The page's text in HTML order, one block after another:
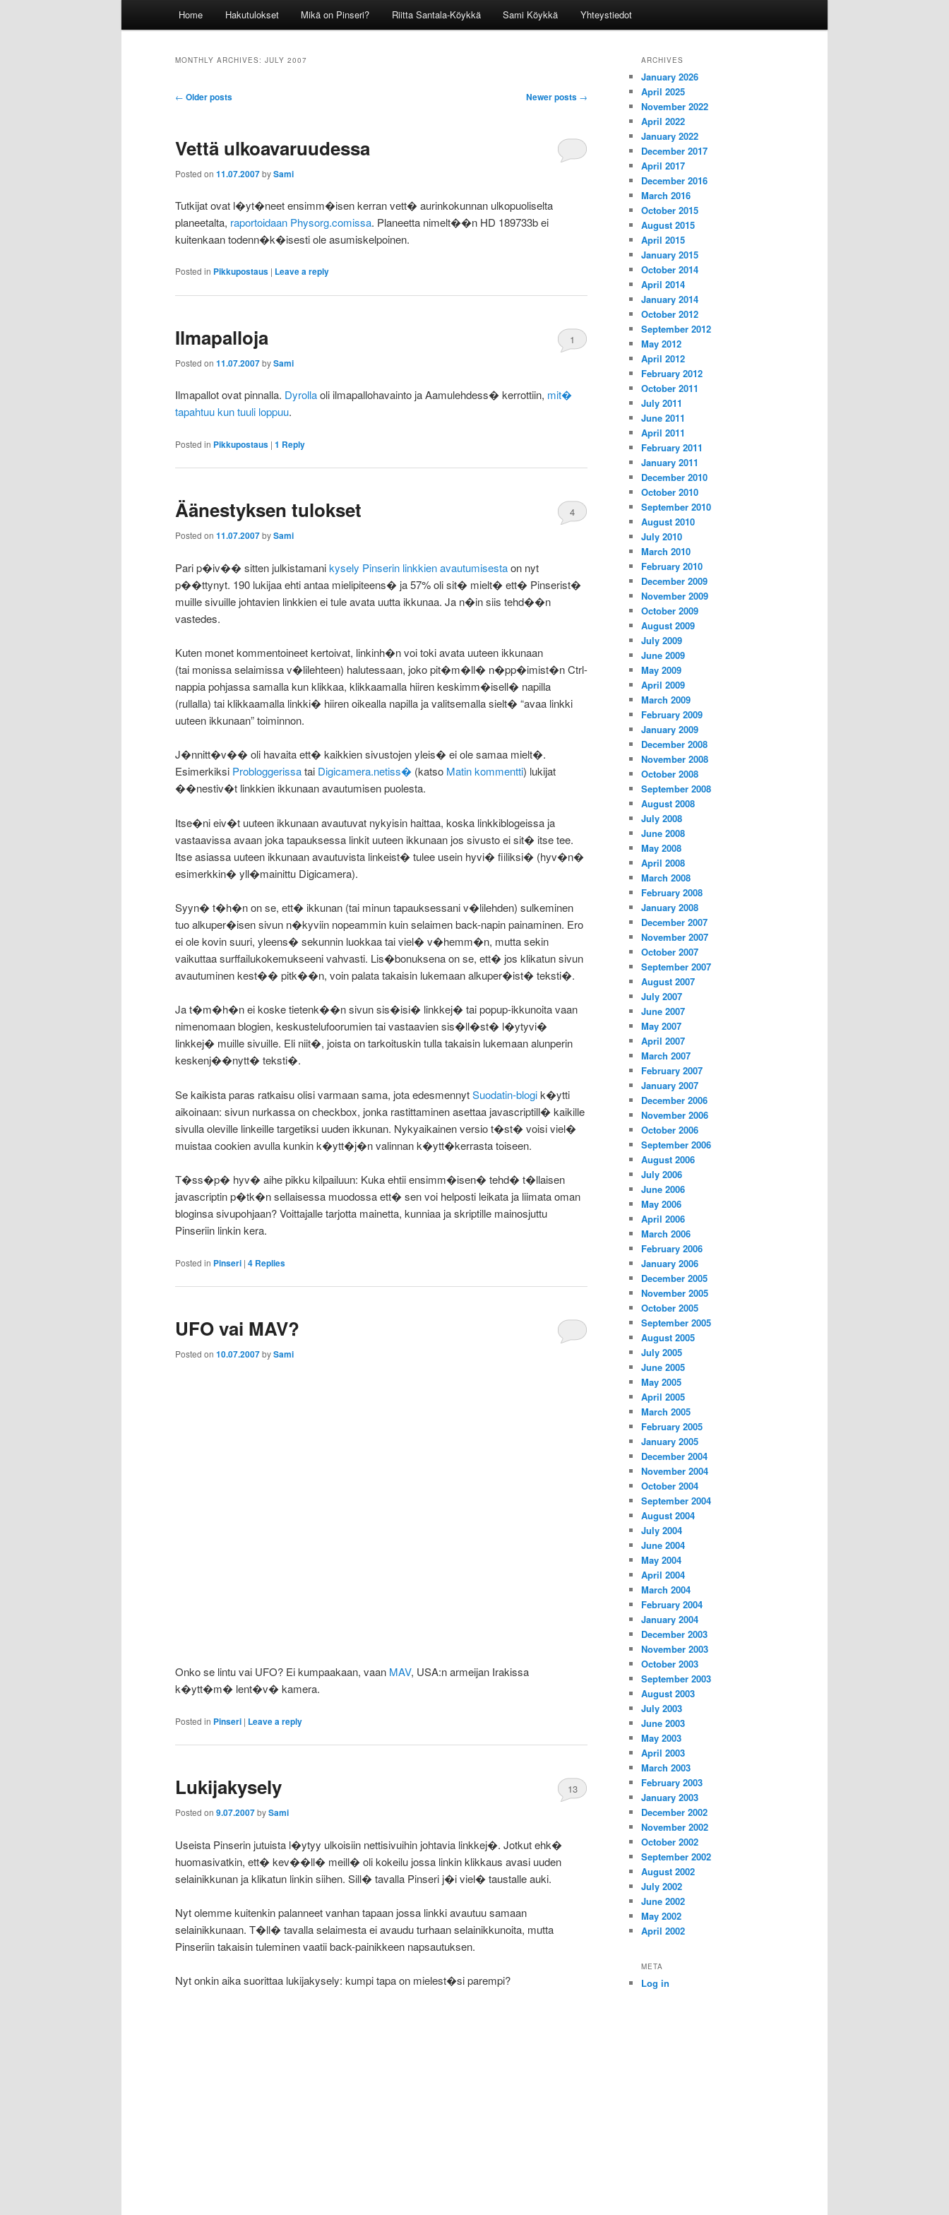
Home Hakutulokset Mikä on Pinseri? Riitta Santala-Köykkä Sami Köykkä Yhteystiedot
MONTHLY ARCHIVES: JULY 2007
Post
← Older posts Newer posts →
Vettä ulkoavaruudessa
Posted on 11.07.2007bySami
Tutkijat ovat l�yt�neet ensimm�isen kerran vett� aurinkokunnan ulkopuoliselta
planeetalta, raportoidaan Physorg.comissa. Planeetta nimelt��n HD 189733b ei
kuitenkaan todenn�k�isesti ole asumiskelpoinen.
Posted in Pikkupostaus | Leave a reply
Ilmapalloja
Posted on 11.07.2007bySami
1
Ilmapallot ovat pinnalla. Dyrollaoli ilmapallohavainto ja Aamulehdess� kerrottiin, mit�
tapahtuu kun tuuli loppuu.
Posted in Pikkupostaus | 1 Reply
Äänestyksen tulokset
Posted on 11.07.2007bySami
4
Pari p�iv�� sitten julkistamanikysely Pinserin linkkien avautumisestaon nyt
p��ttynyt. 190 lukijaa ehti antaa mielipiteens� ja 57% oli sit� mielt� ett� Pinserist�
muille sivuille johtavien linkkien ei tule avata uutta ikkunaa. Ja n�in siis tehd��n
vastedes.
Kuten monet kommentoineet kertoivat, linkinh�n voi toki avata uuteen ikkunaan
(tai monissa selaimissa v�lilehteen) halutessaan, joko pit�m�ll� n�pp�imist�n Ctrl-
nappia pohjassa samalla kun klikkaa, klikkaamalla hiiren keskimm�isell� napilla
(rullalla) tai klikkaamalla linkki� hiiren oikealla napilla ja valitsemalla sielt� “avaa linkki
uuteen ikkunaan” toiminnon.
J�nnitt�v�� oli havaita ett� kaikkien sivustojen yleis� ei ole samaa mielt�.
Esimerkiksi Probloggerissatai Digicamera.netiss� (katso Matin kommentti) lukijat
��nestiv�t linkkien ikkunaan avautumisen puolesta.
Itse�ni eiv�t uuteen ikkunaan avautuvat nykyisin haittaa, koska linkkiblogeissa ja
vastaavissa avaan joka tapauksessa linkit uuteen ikkunaan jos sivusto ei sit� itse tee.
Itse asiassa uuteen ikkunaan avautuvista linkeist� tulee usein hyvi� fiiliksi� (hyv�n�
esimerkkin� yll�mainittu Digicamera).
Syyn� t�h�n on se, ett� ikkunan (tai minun tapauksessani v�lilehden) sulkeminen
tuo alkuper�isen sivun n�kyviin nopeammin kuin selaimen back-napin painaminen. Ero
ei ole kovin suuri, yleens� sekunnin luokkaa tai viel� v�hemm�n, mutta sekin
vaikuttaa surffailukokemukseeni vahvasti. Lis�bonuksena on se, ett� jos klikatun sivun
avautuminen kest�� pitk��n, voin palata takaisin lukemaan alkuper�ist� teksti�.
Ja t�m�h�n ei koske tietenk��n sivun sis�isi� linkkej� tai popup-ikkunoita vaan
nimenomaan blogien, keskustelufoorumien tai vastaavien sis�ll�st� l�ytyvi�
linkkej� muille sivuille. Eli niit�, joista on tarkoituskin tulla takaisin lukemaan alunperin
keskenj��nytt� teksti�.
Se kaikista paras ratkaisu olisi varmaan sama, jota edesmennytSuodatin-blogik�ytti
aikoinaan: sivun nurkassa on checkbox, jonka rastittaminen asettaa javascriptill� kaikille
sivulla oleville linkeille targetiksi uuden ikkunan. Nykyaikainen versio t�st� voisi viel�
muistaa cookien avulla kunkin k�ytt�j�n valinnan k�ytt�kerrasta toiseen.
T�ss�p� hyv� aihe pikku kilpailuun: Kuka ehtii ensimm�isen� tehd� t�llaisen
javascriptin p�tk�n sellaisessa muodossa ett� sen voi helposti leikata ja liimata oman
bloginsa sivupohjaan? Voittajalle tarjotta mainetta, kunniaa ja skriptille mainosjuttu
Pinseriin linkin kera.
Posted in Pinseri | 4 Replies
UFO vai MAV?
Posted on 10.07.2007bySami
Onko se lintu vai UFO? Ei kumpaakaan, vaan MAV, USA:n armeijan Irakissa
k�ytt�m� lent�v� kamera.
Posted in Pinseri | Leave a reply
Lukijakysely
Posted on 9.07.2007bySami
13
Useista Pinserin jutuista l�ytyy ulkoisiin nettisivuihin johtavia linkkej�. Jotkut ehk�
huomasivatkin, ett� kev��ll� meill� oli kokeilu jossa linkin klikkaus avasi uuden
selainikkunan ja klikatun linkin siihen. Sill� tavalla Pinseri j�i viel� taustalle auki.
Nyt olemme kuitenkin palanneet vanhan tapaan jossa linkki avautuu samaan
selainikkunaan. T�ll� tavalla selaimesta ei avaudu turhaan selainikkunoita, mutta
Pinseriin takaisin tuleminen vaatii back-painikkeen napsautuksen.
Nyt onkin aika suorittaa lukijakysely: kumpi tapa on mielest�si parempi?
ARCHIVES
January 2026
April 2025
November 2022
April 2022
January 2022
December 2017
April 2017
December 2016
March 2016
October 2015
August 2015
April 2015
January 2015
October 2014
April 2014
January 2014
October 2012
September 2012
May 2012
April 2012
February 2012
October 2011
July 2011
June 2011
April 2011
February 2011
January 2011
December 2010
October 2010
September 2010
August 2010
July 2010
March 2010
February 2010
December 2009
November 2009
October 2009
August 2009
July 2009
June 2009
May 2009
April 2009
March 2009
February 2009
January 2009
December 2008
November 2008
October 2008
September 2008
August 2008
July 2008
June 2008
May 2008
April 2008
March 2008
February 2008
January 2008
December 2007
November 2007
October 2007
September 2007
August 2007
July 2007
June 2007
May 2007
April 2007
March 2007
February 2007
January 2007
December 2006
November 2006
October 2006
September 2006
August 2006
July 2006
June 2006
May 2006
April 2006
March 2006
February 2006
January 2006
December 2005
November 2005
October 2005
September 2005
August 2005
July 2005
June 2005
May 2005
April 2005
March 2005
February 2005
January 2005
December 2004
November 2004
October 2004
September 2004
August 2004
July 2004
June 2004
May 2004
April 2004
March 2004
February 2004
January 2004
December 2003
November 2003
October 2003
September 2003
August 2003
July 2003
June 2003
May 2003
April 2003
March 2003
February 2003
January 2003
December 2002
November 2002
October 2002
September 2002
August 2002
July 2002
June 2002
May 2002
April 2002
META
Log in